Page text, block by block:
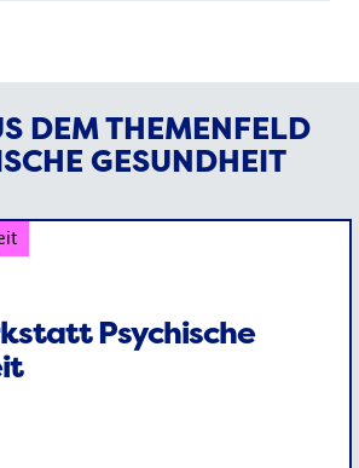
DEM THEMENFELD
GESUNDHEIT
Psychische